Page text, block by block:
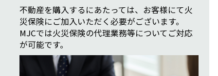
不動産を購入するにあたっては、お客様にて火
災保険にご加入いただく必要がございます。
MJCでは火災保険の代理業務等についてご対応
が可能です。